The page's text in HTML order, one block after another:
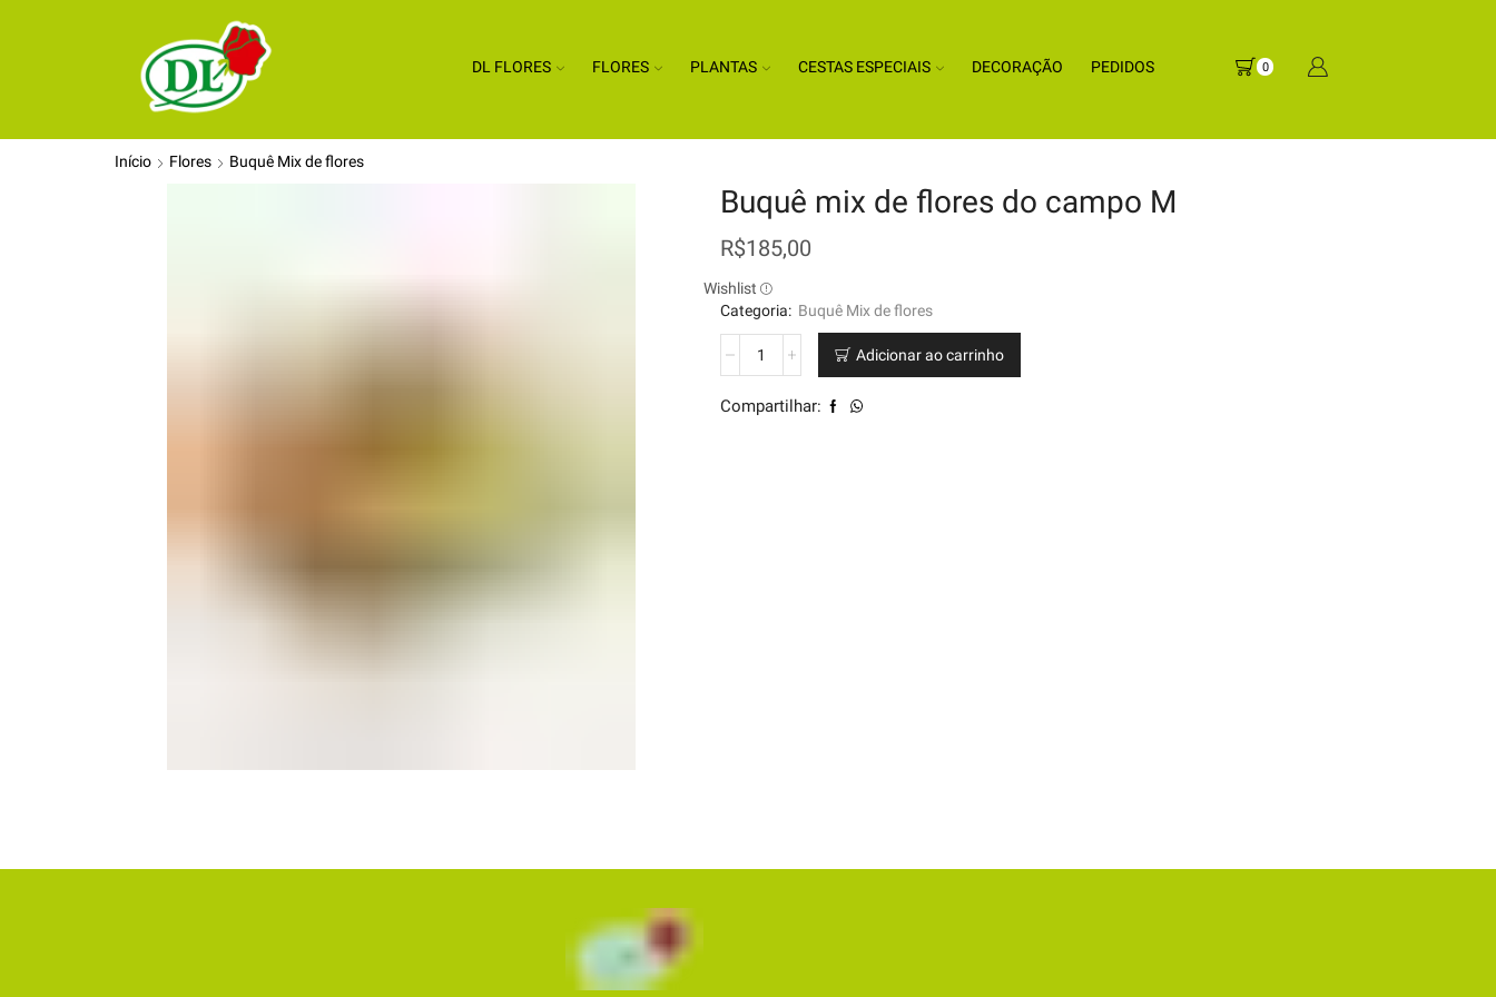
DL FLORES FLORES PLANTAS CESTAS ESPECIAIS DECORAÇÃO PEDIDOS 0
Início Flores Buquê Mix de flores
Buquê mix de flores do campo M
R$185,00
Wishlist
Categoria: Buquê Mix de flores
Adicionar ao carrinho
Compartilhar: